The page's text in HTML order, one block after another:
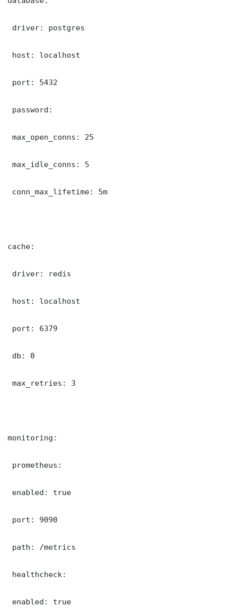
driver: postgres
host: localhost
port: 5432
password:
max_open_conns: 25
max_idle_conns: 5
conn_max_lifetime: 5m
cache:
driver: redis
host: localhost
port: 6379
db: 0
max_retries: 3
monitoring:
prometheus:
enabled: true
port: 9090
path: /metrics
healthcheck:
enabled: true